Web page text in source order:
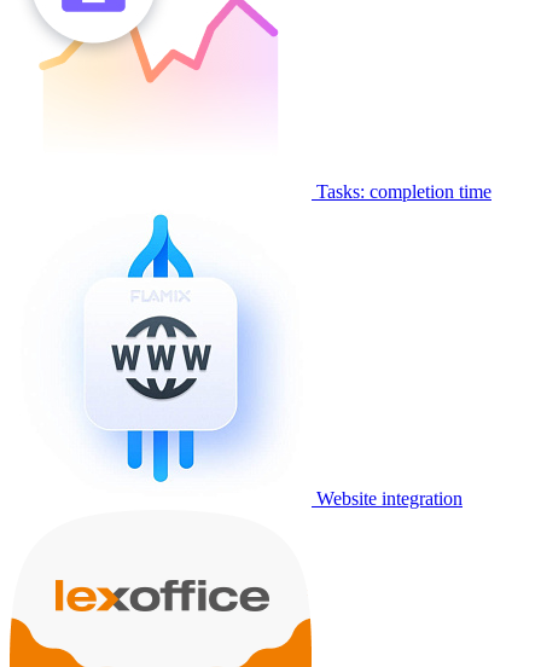
Tasks: completion time
Website integration